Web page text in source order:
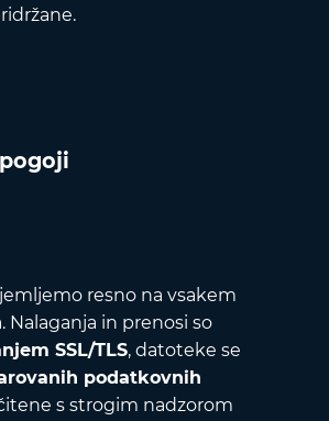
resno na vsakem
Nalaganja in prenosi so
SSL/TLS, datoteke se
podatkovnih
s strogim nadzorom